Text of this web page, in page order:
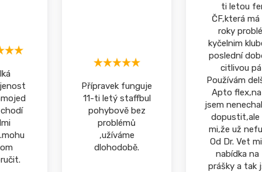
Přípravek funguje
11-ti letý staffbul
pohybově bez
problémů
,užíváme
dlohodobě.
ti letou
ČF,která
roky
kyčelnim
poslední
citlivou
Používám
Apto
jsem
dopustit,ale
mi,že už
Od Dr. Vet
nabídka
prášky a tak